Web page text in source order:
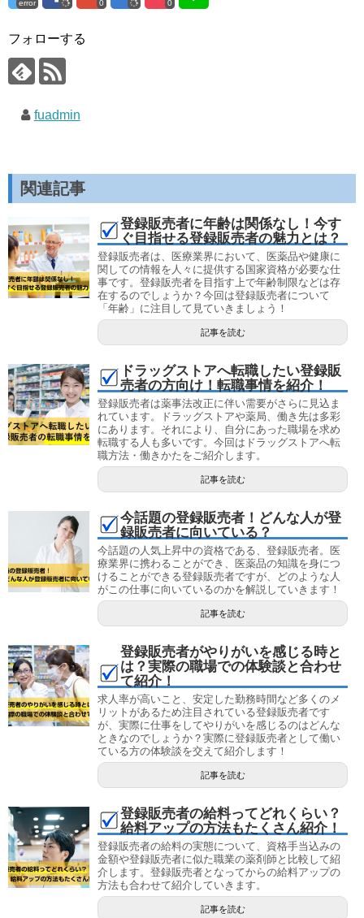
error 0 0
フォローする
fuadmin
関連記事
登録販売者に年齢は関係なし！今す
ぐ目指せる登録販売者の魅力とは？
登録販売者は、医療業界において、医薬品や健康に
関しての情報を人々に提供する国家資格が必要な仕
事です。登録販売者を目指す上で年齢制限などは存
在するのでしょうか？今回は登録販売者について
「年齢」に注目して見ていきましょう！
記事を読む
ドラッグストアへ転職したい登録販
売者の方向け！転職事情を紹介！
登録販売者は薬事法改正に伴い需要がさらに見込ま
れています。ドラッグストアや薬局、働き先は多彩
にあります。それにより、自分にあった職場を求め
転職する人も多いです。今回はドラッグストアへ転
職方法・働きかたをご紹介します。
記事を読む
今話題の登録販売者！どんな人が登
録販売者に向いている？
今話題の人気上昇中の資格である、登録販売者。医
療業界に携わることができ、医薬品の知識を身につ
けることができる登録販売者ですが、どのような人
がこの仕事に向いているのかを解説していきます！
記事を読む
登録販売者がやりがいを感じる時と
は？実際の職場での体験談と合わせ
て紹介！
求人率が高いこと、安定した勤務時間など多くのメ
リットがあるため注目されている登録販売者です
が、実際に仕事をしてやりがいを感じるのはどんな
ときなのでしょうか？実際に登録販売者として働い
ている方の体験談を交えて紹介します！
記事を読む
登録販売者の給料ってどれくらい？
給料アップの方法もたくさん紹介！
登録販売者の給料の実態について、資格手当込みの
金額や登録販売者に似た職業の薬剤師と比較して紹
介します。登録販売者となってからの給料アップの
方法も合わせて紹介していきます。
記事を読む